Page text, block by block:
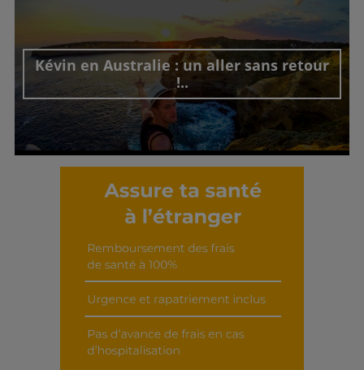
Découvrir cet interview
Kévin en Australie : un aller sans retour
!..
Découvrir cet interview